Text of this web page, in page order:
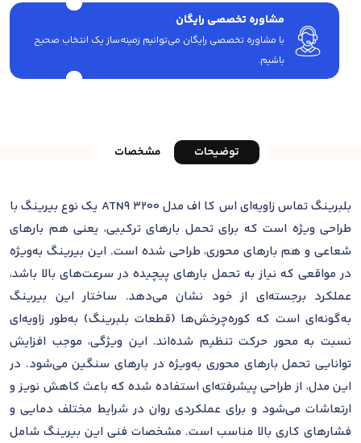
مشاوره تخصصی رایگان
با مشاوره تخصصی رایگان می‌توانیم زمینه‌ساز یک انتخاب صحیح
باشیم.
توضیحات مشخصات
بلبرینگ تماس زاویه‌ای اس کا اف مدل 3200 ATN9 یک نوع بیرینگ با
طراحی ویژه است که برای تحمل بارهای ترکیبی، یعنی هم بارهای
شعاعی و هم بارهای محوری، طراحی شده است. این بیرینگ به‌ویژه
در مواقعی که نیاز به تحمل بارهای پیچیده در سرعت‌های بالا باشد،
عملکرد برجسته‌ای از خود نشان می‌دهد. ساختار این بیرینگ
به‌گونه‌ای است که کوره‌چرخش‌ها (قطعات بلبرینگ) به‌طور زاویه‌ای
نسبت به محور حرکت تنظیم شده‌اند. این ویژگی، موجب افزایش
توانایی تحمل بارهای محوری به‌ویژه در بارهای سنگین می‌شود. در
این مدل، از طراحی پیشرفته‌ای استفاده شده که باعث کاهش نویز و
ارتعاشات می‌شود و برای عملکردی روان در شرایط مختلف دمایی و
فشارهای کاری بالا مناسب است. مشخصات فنی این بیرینگ شامل